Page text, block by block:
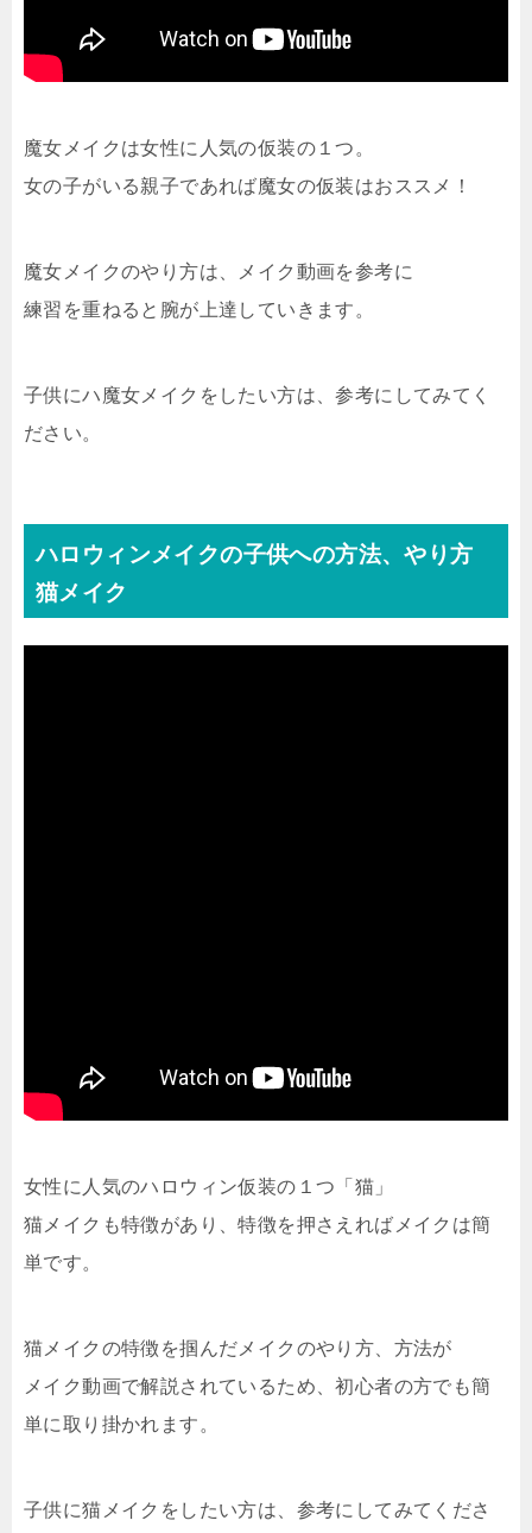
魔女メイクは女性に人気の仮装の１つ。
女の子がいる親子であれば魔女の仮装はおススメ！
魔女メイクのやり方は、メイク動画を参考に
練習を重ねると腕が上達していきます。
子供にハ魔女メイクをしたい方は、参考にしてみてく
ださい。
ハロウィンメイクの子供への方法、やり方
猫メイク
女性に人気のハロウィン仮装の１つ「猫」
猫メイクも特徴があり、特徴を押さえればメイクは簡
単です。
猫メイクの特徴を掴んだメイクのやり方、方法が
メイク動画で解説されているため、初心者の方でも簡
単に取り掛かれます。
子供に猫メイクをしたい方は、参考にしてみてくださ